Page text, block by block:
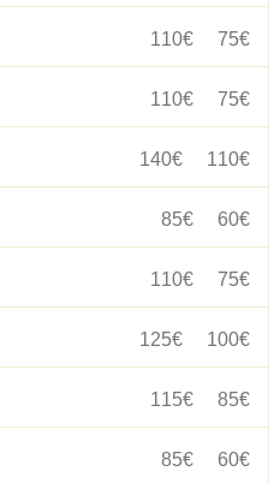
75€
110€
75€
110€
110€
140€
60€
85€
75€
110€
100€
125€
85€
115€
60€
85€